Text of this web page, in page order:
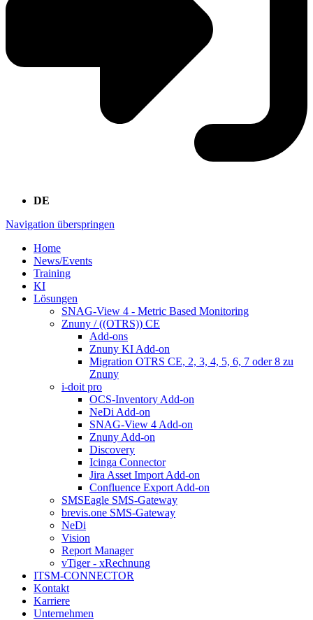
DE
Navigation überspringen
Home
News/Events
Training
KI
Lösungen
SNAG-View 4 - Metric Based Monitoring
Znuny / ((OTRS)) CE
Add-ons
Znuny KI Add-on
Migration OTRS CE, 2, 3, 4, 5, 6, 7 oder 8 zu
Znuny
i-doit pro
OCS-Inventory Add-on
NeDi Add-on
SNAG-View 4 Add-on
Znuny Add-on
Discovery
Icinga Connector
Jira Asset Import Add-on
Confluence Export Add-on
SMSEagle SMS-Gateway
brevis.one SMS-Gateway
NeDi
Vision
Report Manager
vTiger - xRechnung
ITSM-CONNECTOR
Kontakt
Karriere
Unternehmen